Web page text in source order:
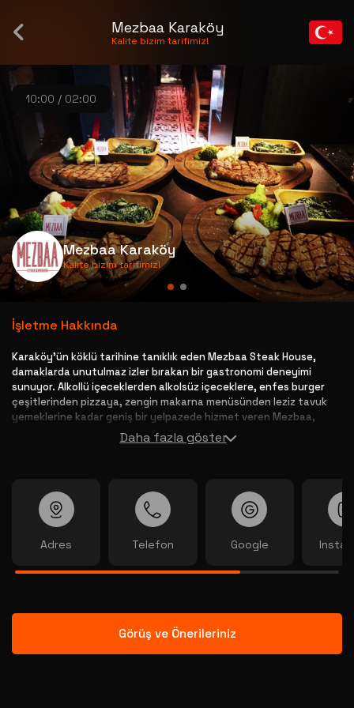
Mezbaa Karaköy
Kalite bizim tarifimiz!
10:00 / 02:00
Mezbaa Karaköy
Kalite bizim tarifimiz!
İşletme Hakkında
Karaköy'ün köklü tarihine tanıklık eden Mezbaa Steak House,
damaklarda unutulmaz izler bırakan bir gastronomi deneyimi
sunuyor. Alkollü içeceklerden alkolsüz içeceklere, enfes burger
çeşitlerinden pizzaya, zengin makarna menüsünden leziz tavuk
yemeklerine kadar geniş bir yelpazede hizmet veren Mezbaa,
lezzetin sınırlarını zorluyor.
hallerinden tutun da zengin menüsündeki diğer lezzetlere kadar,
konuklarına lezzet dolu bir serüven vaat ediyor. Karaköy'ün en
eski işletmelerinden biri olarak, Mezbaa Steak House, sadece
unutulmaz bir deneyim sunuyor.
Daha fazla göster
Adres Telefon Google
Görüş ve Önerileriniz